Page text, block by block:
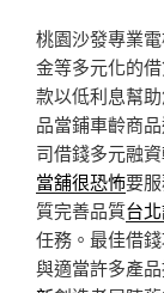
桃園沙發專業
金等多元化的
款以低利息幫
品當鋪車齡商
司借錢多元融
當舖很恐怖要
質完善品質台
任務。最佳借
與適當許多產